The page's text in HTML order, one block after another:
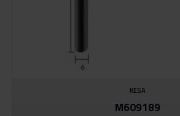
KESA
M609189